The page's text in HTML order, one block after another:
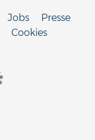
Jobs
Presse
Cookies